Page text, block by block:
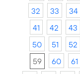
32
33 34
41
42 43
50
51 52
59
60 61